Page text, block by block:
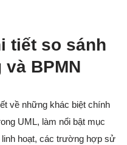
tiết so sánh
BPMN
về những khác biệt chính
UML, làm nổi bật mục
hoạt, các trường hợp sử